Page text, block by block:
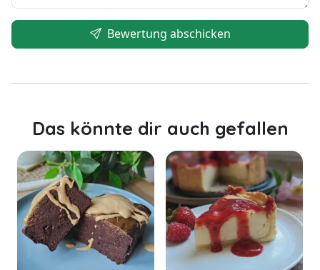
Bewertung abschicken
Das könnte dir auch gefallen